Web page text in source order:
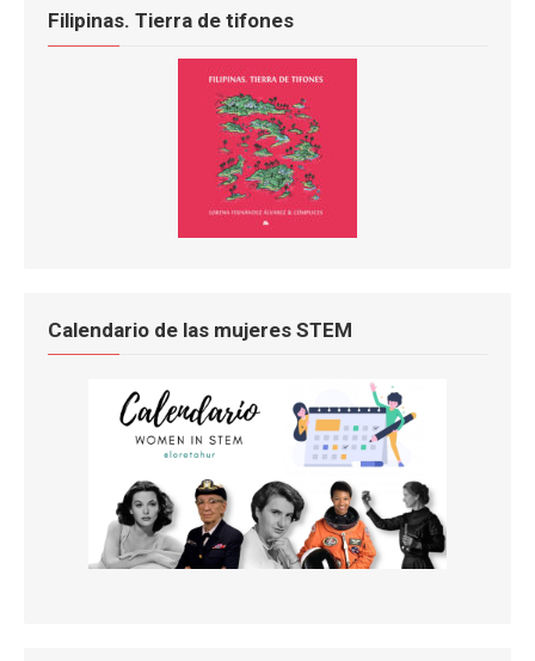
Filipinas. Tierra de tifones
Calendario de las mujeres STEM